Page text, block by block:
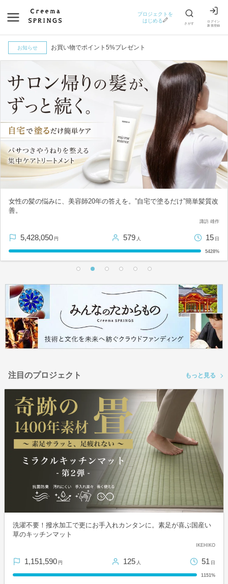
さがす
プロジェクトを
はじめる
ログイン
新規登録
お知らせ お買い物でポイント5%プレゼント
女性の髪の悩みに、美容師20年の答えを。”自宅で塗るだけ”簡単髪質改
善。
諏訪 雄作
5,428,050 円 579 人 15 日
5428%
注目のプロジェクト もっと見る
洗濯不要！撥水加工で更にお手入れカンタンに。素足が喜ぶ国産い
草のキッチンマット
IKEHIKO
1,151,590 円 125 人 51 日
1151%